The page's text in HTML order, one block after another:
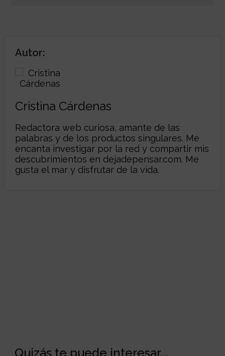
Autor:
Cristina Cárdenas
Redactora web curiosa, amante de las
palabras y de los productos singulares. Me
encanta investigar por la red y compartir mis
descubrimientos en dejadepensar.com. Me
gusta el mar y disfrutar de la vida.
Quizás te puede interesar...